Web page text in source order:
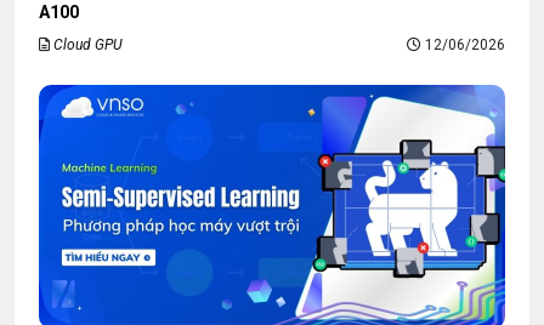
A100
Cloud GPU 12/06/2026